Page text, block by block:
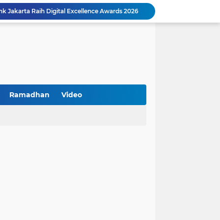
Jakarta Raih Digital Excellence Awards 2026
Peringatan HAN 2026, Pemerintah Pusat Apresiasi Komitmen Surabaya Penuhi Hak dan Lindungi Anak
Kikin Siapkan Program untuk Memajukan NU
Ramadhan Video